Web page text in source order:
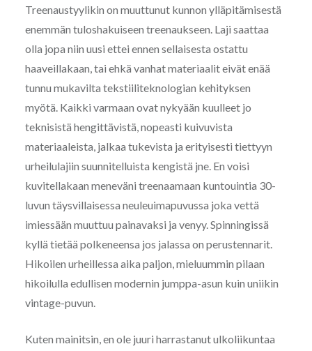
Treenaustyylikin on muuttunut kunnon ylläpitämisestä
enemmän tuloshakuiseen treenaukseen. Laji saattaa
olla jopa niin uusi ettei ennen sellaisesta ostattu
haaveillakaan, tai ehkä vanhat materiaalit eivät enää
tunnu mukavilta tekstiiliteknologian kehityksen
myötä. Kaikki varmaan ovat nykyään kuulleet jo
teknisistä hengittävistä, nopeasti kuivuvista
materiaaleista, jalkaa tukevista ja erityisesti tiettyyn
urheilulajiin suunnitelluista kengistä jne. En voisi
kuvitellakaan meneväni treenaamaan kuntouintia 30-
luvun täysvillaisessa neuleuimapuvussa joka vettä
imiessään muuttuu painavaksi ja venyy. Spinningissä
kyllä tietää polkeneensa jos jalassa on perustennarit.
Hikoilen urheillessa aika paljon, mieluummin pilaan
hikoilulla edullisen modernin jumppa-asun kuin uniikin
vintage-puvun.
Kuten mainitsin, en ole juuri harrastanut ulkoliikuntaa